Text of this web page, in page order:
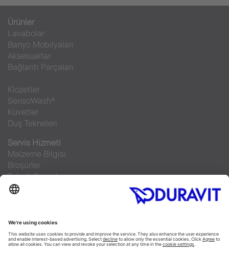
Ürünler
Lavabolar
Banyo Mobilyaları
Aksesuarlar
Bağlantı Parçaları
Klozetler
SensoWash®
Küvetler
Duş Tekneleri
Servis Hizmeti
Malzeme Bilgisi
Broşürler
Teknik Servisler
Sıkça sorulan sorular
Facebook
Instagram
Pinterest
RSS-Feed